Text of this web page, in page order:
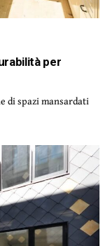
per
di spazi mansardati